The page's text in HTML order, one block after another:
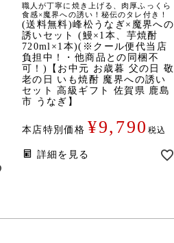
職人が丁寧に焼き上げる、肉厚ふっくら
食感×魔界への誘い！秘伝のタレ付き！
(送料無料)峰松うなぎ×魔界への
誘いセット (鰻×1本、芋焼酎
720ml×1本)(※クール便代当店
負担中！・他商品との同梱不
可！)【お中元 お歳暮 父の日 敬
老の日 いも焼酎 魔界への誘い
セット 高級ギフト 佐賀県 鹿島
市 うなぎ】
本店特別価格 ¥9,790 税込
詳細を見る